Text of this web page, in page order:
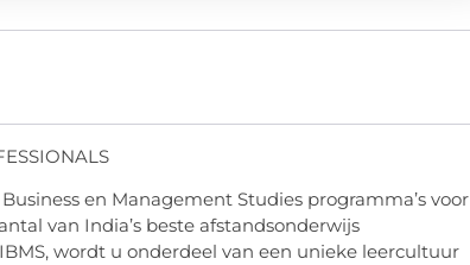
en Management Studies programma’s voor
van India’s beste afstandsonderwijs
wordt u onderdeel van een unieke leercultuur